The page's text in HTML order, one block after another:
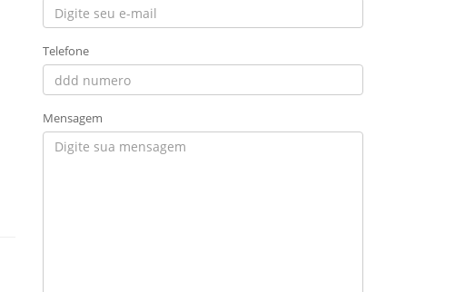
Telefone
Mensagem